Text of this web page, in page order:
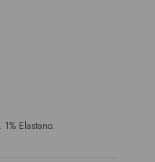
Elastano.